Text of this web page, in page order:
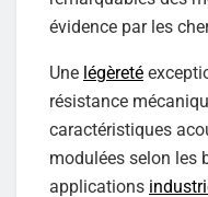
évidence par les
Une légèreté
résistance
caractéristiques
modulées selon les
applications